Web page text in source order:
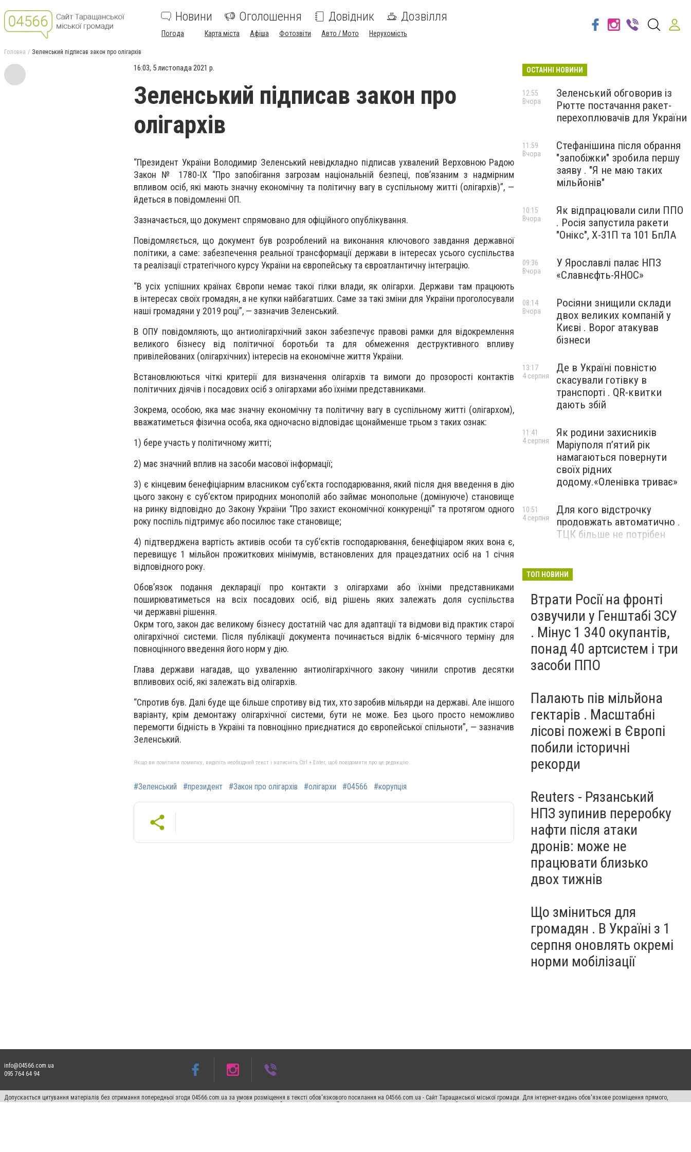
Новини Оголошення Довідник Дозвілля
Погода Карта міста Афіша Фотозвіти Авто / Мото Нерухомість
Головна Зеленський підписав закон про олігархів
16:03, 5 листопада 2021 р.
Зеленський підписав закон про
олігархів
“Президент України Володимир Зеленський невідкладно підписав ухвалений Верховною Радою
Закон № 1780-ІХ “Про запобігання загрозам національній безпеці, пов’язаним з надмірним
впливом осіб, які мають значну економічну та політичну вагу в суспільному житті (олігархів)”, —
йдеться в повідомленні ОП.
Зазначається, що документ спрямовано для офіційного опублікування.
Повідомляється, що документ був розроблений на виконання ключового завдання державної
політики, а саме: забезпечення реальної трансформації держави в інтересах усього суспільства
та реалізації стратегічного курсу України на європейську та євроатлантичну інтеграцію.
“В усіх успішних країнах Європи немає такої гілки влади, як олігархи. Держави там працюють
в інтересах своїх громадян, а не купки найбагатших. Саме за такі зміни для України проголосували
наші громадяни у 2019 році”, — зазначив Зеленський.
В ОПУ повідомляють, що антиолігархічний закон забезпечує правові рамки для відокремлення
великого бізнесу від політичної боротьби та для обмеження деструктивного впливу
привілейованих (олігархічних) інтересів на економічне життя України.
Встановлюються чіткі критерії для визначення олігархів та вимоги до прозорості контактів
політичних діячів і посадових осіб з олігархами або їхніми представниками.
Зокрема, особою, яка має значну економічну та політичну вагу в суспільному житті (олігархом),
вважатиметься фізична особа, яка одночасно відповідає щонайменше трьом з таких ознак:
1) бере участь у політичному житті;
2) має значний вплив на засоби масової інформації;
3) є кінцевим бенефіціарним власником суб’єкта господарювання, який після дня введення в дію
цього закону є суб’єктом природних монополій або займає монопольне (домінуюче) становище
на ринку відповідно до Закону України “Про захист економічної конкуренції” та протягом одного
року поспіль підтримує або посилює таке становище;
4) підтверджена вартість активів особи та суб’єктів господарювання, бенефіціаром яких вона є,
перевищує 1 мільйон прожиткових мінімумів, встановлених для працездатних осіб на 1 січня
відповідного року.
Обов’язок подання декларації про контакти з олігархами або їхніми представниками
поширюватиметься на всіх посадових осіб, від рішень яких залежать доля суспільства
чи державні рішення.
Окрм того, закон дає великому бізнесу достатній час для адаптації та відмови від практик старої
олігархічної системи. Після публікації документа починається відлік 6-місячного терміну для
повноцінного введення його норм у дію.
Глава держави нагадав, що ухваленню антиолігархічного закону чинили спротив десятки
впливових осіб, які залежать від олігархів.
“Спротив був. Далі буде ще більше спротиву від тих, хто заробив мільярди на державі. Але іншого
варіанту, крім демонтажу олігархічної системи, бути не може. Без цього просто неможливо
перемогти бідність в Україні та повноцінно приєднатися до європейської спільноти”, — зазначив
Зеленський.
Якщо ви помітили помилку, виділіть необхідний текст і натисніть Ctrl + Enter, щоб повідомити про це редакцію
#Зеленський #президент #Закон про олігархів #олігархи #04566 #корупція
ОСТАННІ НОВИНИ
Зеленський обговорив із
Рютте постачання ракет-
перехоплювачів для України
12:55
Вчора
Стефанішина після обрання
"запобіжки" зробила першу
заяву . "Я не маю таких
мільйонів"
11:59
Вчора
Як відпрацювали сили ППО
. Росія запустила ракети
"Онікс", Х-31П та 101 БпЛА
10:15
Вчора
У Ярославлі палає НПЗ
«Славнєфть-ЯНОС»
09:36
Вчора
Росіяни знищили склади
двох великих компаній у
Києві . Ворог атакував
бізнеси
08:14
Вчора
Де в Україні повністю
скасували готівку в
транспорті . QR-квитки
дають збій
13:17
4 серпня
Як родини захисників
Маріуполя пʼятий рік
намагаються повернути
своїх рідних
додому.«Оленівка триває»
11:41
4 серпня
Для кого відстрочку
продовжать автоматично .
ТЦК більше не потрібен
10:51
4 серпня
ТОП НОВИНИ
Втрати Росії на фронті
озвучили у Генштабі ЗСУ
. Мінус 1 340 окупантів,
понад 40 артсистем і три
засоби ППО
Палають пів мільйона
гектарів . Масштабні
лісові пожежі в Європі
побили історичні
рекорди
Reuters - Рязанський
НПЗ зупинив переробку
нафти після атаки
дронів: може не
працювати близько
двох тижнів
Що зміниться для
громадян . В Україні з 1
серпня оновлять окремі
норми мобілізації
info@04566.com.ua
095 764 64 94
Допускається цитування матеріалів без отримання попередньої згоди 04566.com.ua за умови розміщення в тексті обов'язкового посилання на 04566.com.ua - Cайт Таращанської міської громади. Для інтернет-видань обов'язкове розміщення прямого,
відкритого для пошукових систем гіперпосилання на цитовані статті не нижче другого абзацу в тексті або в якості джерела. Порушення виняткових прав переслідується Законом.